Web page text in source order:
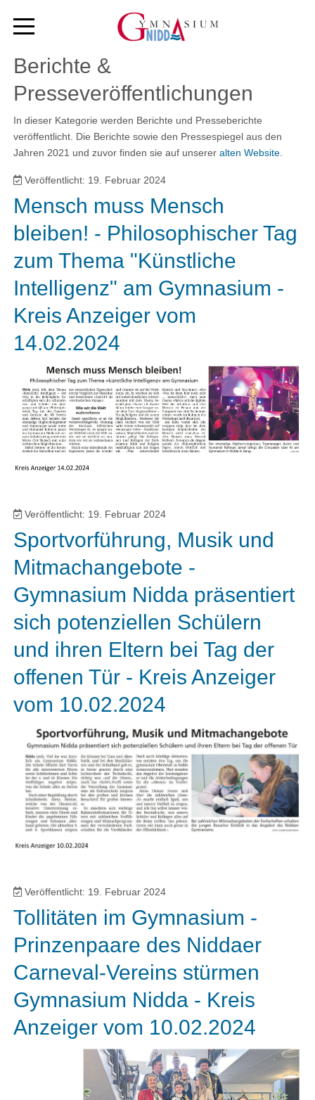
Berichte &
Presseveröffentlichungen
In dieser Kategorie werden Berichte und Presseberichte
veröffentlicht. Die Berichte sowie den Pressespiegel aus den
Jahren 2021 und zuvor finden sie auf unsereralten Website
Veröffentlicht: 19. Februar 2024
Mensch muss Mensch
bleiben! - Philosophischer Tag
zum Thema "Künstliche
Intelligenz" am Gymnasium -
Kreis Anzeiger vom
14.02.2024
Veröffentlicht: 19. Februar 2024
Sportvorführung, Musik und
Mitmachangebote -
Gymnasium Nidda präsentiert
sich potenziellen Schülern
und ihren Eltern bei Tag der
offenen Tür - Kreis Anzeiger
vom 10.02.2024
Veröffentlicht: 19. Februar 2024
Tollitäten im Gymnasium -
Prinzenpaare des Niddaer
Carneval-Vereins stürmen
Gymnasium Nidda - Kreis
Anzeiger vom 10.02.2024